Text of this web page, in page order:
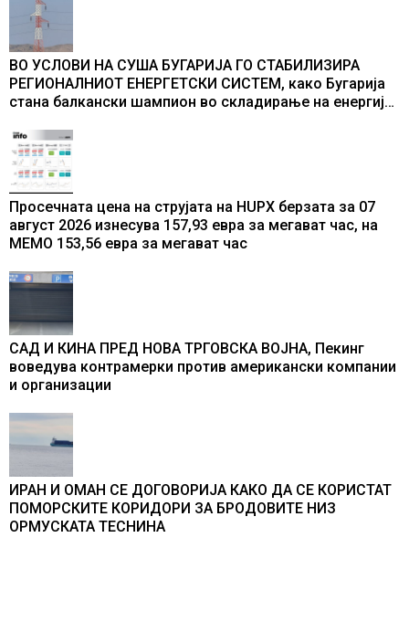
ВО УСЛОВИ НА СУША БУГАРИЈА ГО СТАБИЛИЗИРА
РЕГИОНАЛНИОТ ЕНЕРГЕТСКИ СИСТЕМ, како Бугарија
стана балкански шампион во складирање на енергија
Просечната цена на струјата на HUPX берзата за 07
август 2026 изнесува 157,93 евра за мегават час, на
МЕМО 153,56 евра за мегават час
САД И КИНА ПРЕД НОВА ТРГОВСКА ВОЈНА, Пекинг
воведува контрамерки против американски компании
и организации
ИРАН И ОМАН СЕ ДОГОВОРИЈА КАКО ДА СЕ КОРИСТАТ
ПОМОРСКИТЕ КОРИДОРИ ЗА БРОДОВИТЕ НИЗ
ОРМУСКАТА ТЕСНИНА